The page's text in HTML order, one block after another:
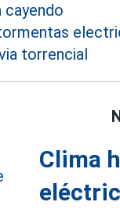
cayendo
torrencial
Clima